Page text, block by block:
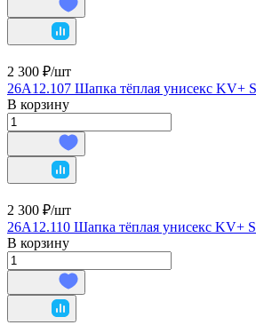
2 300 ₽/шт
26A12.107 Шапка тёплая унисекс KV+
В корзину
2 300 ₽/шт
26A12.110 Шапка тёплая унисекс KV+
В корзину